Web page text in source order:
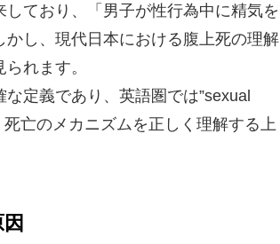
しており、「男子が性行為中に精気を
し、現代日本における腹上死の理解
れます。
定義であり、英語圏では”sexual
亡のメカニズムを正しく理解する上